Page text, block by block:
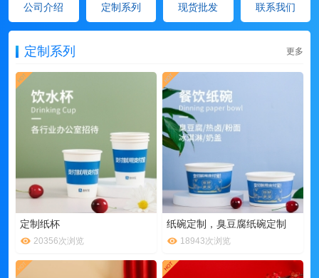
公司介绍 定制系列 现货批发 联系我们
定制系列 更多
定制纸杯
20356次浏览
纸碗定制，臭豆腐纸碗定制
18943次浏览